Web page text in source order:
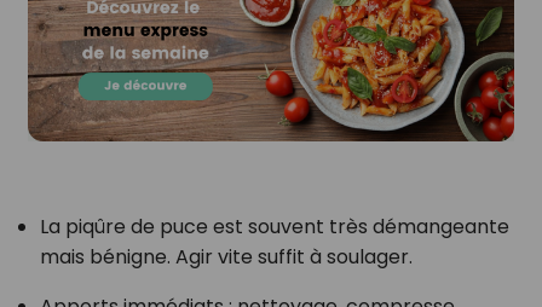
La piqûre de puce est souvent très démangeante
mais bénigne. Agir vite suffit à soulager.